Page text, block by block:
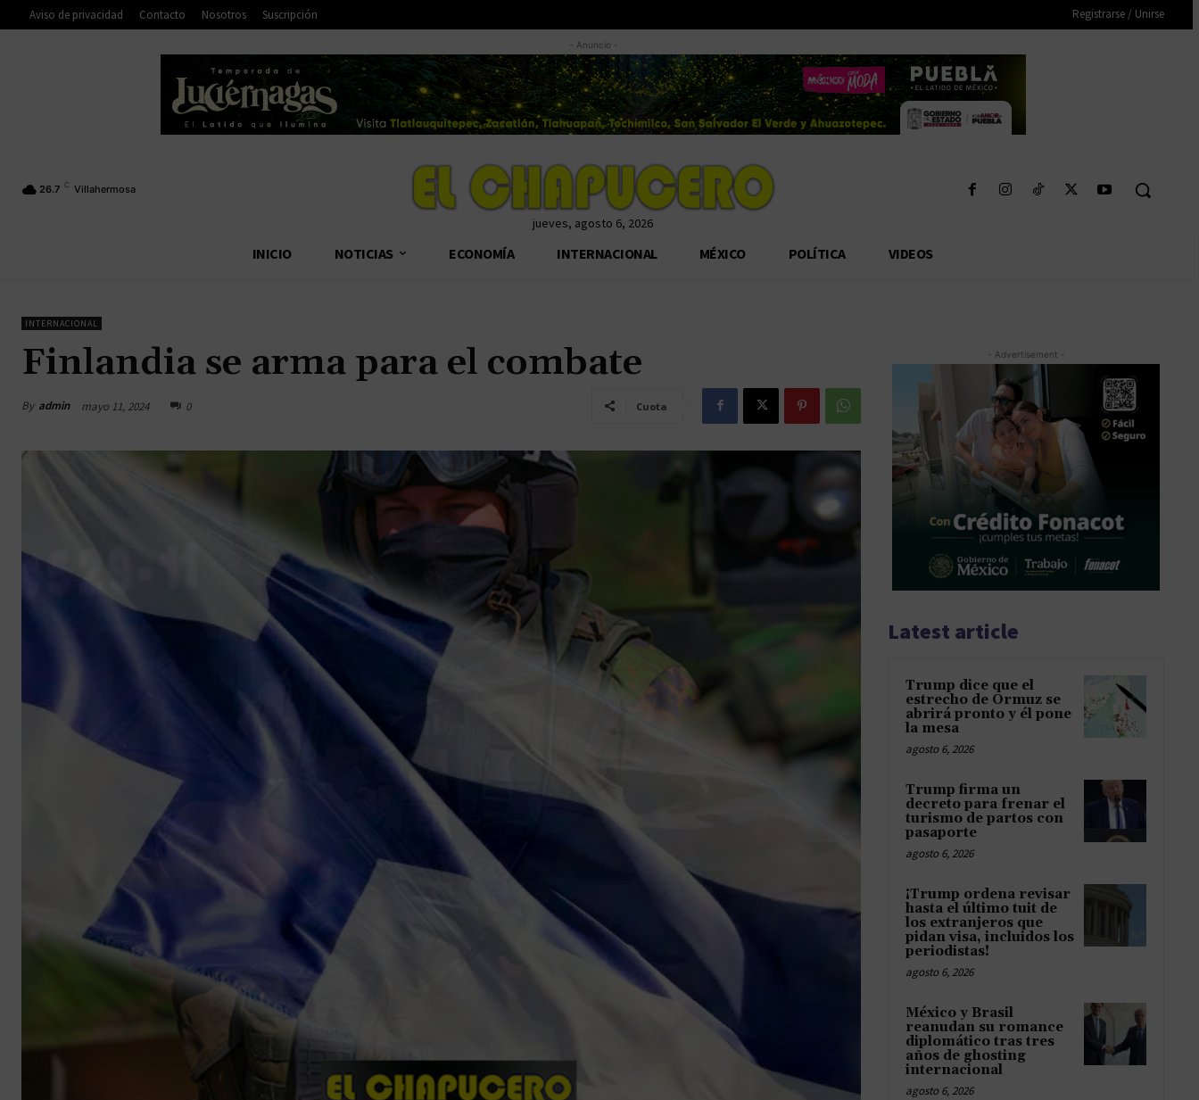
Aviso de privacidad Contacto Nosotros Suscripción Registrarse / Unirse
- Anuncio -
26.7 C Villahermosa
jueves, agosto 6, 2026
INICIO NOTICIAS ECONOMÍA INTERNACIONAL MÉXICO POLÍTICA VIDEOS
INTERNACIONAL
Finlandia se arma para el combate
By admin mayo 11, 2024 0 Cuota
- Advertisement -
Latest article
Trump dice que el
estrecho de Ormuz se
abrirá pronto y él pone
la mesa
agosto 6, 2026
Trump firma un
decreto para frenar el
turismo de partos con
pasaporte
agosto 6, 2026
¡Trump ordena revisar
hasta el último tuit de
los extranjeros que
pidan visa, incluidos los
periodistas!
agosto 6, 2026
México y Brasil
reanudan su romance
diplomático tras tres
años de ghosting
internacional
agosto 6, 2026